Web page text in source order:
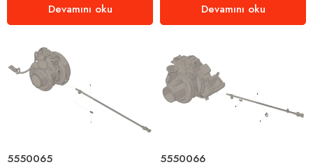
Devamını oku
Devamını oku
5550065
5550066